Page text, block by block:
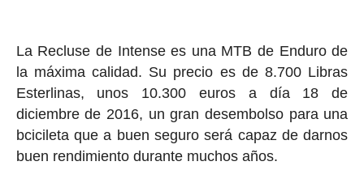
La Recluse de Intense es una MTB de Enduro de
la máxima calidad. Su precio es de 8.700 Libras
Esterlinas, unos 10.300 euros a día 18 de
diciembre de 2016, un gran desembolso para una
bcicileta que a buen seguro será capaz de darnos
buen rendimiento durante muchos años.